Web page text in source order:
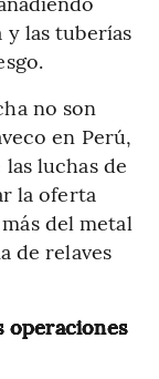
las tuberías
no son
en Perú,
luchas de
la oferta
del metal
de relaves
operaciones